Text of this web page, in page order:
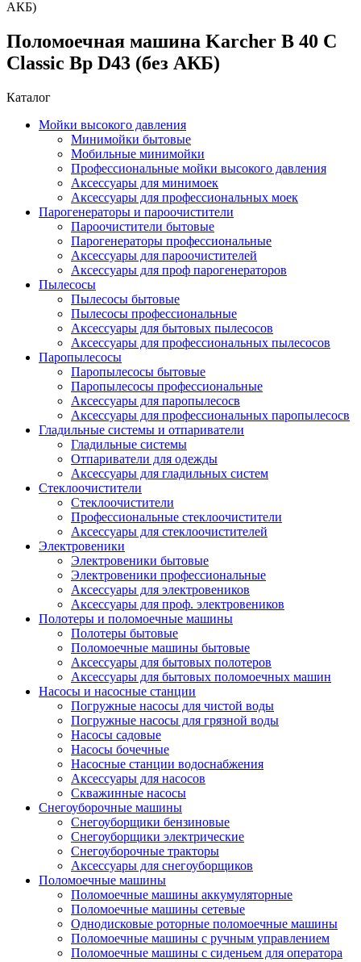
АКБ)
Поломоечная машина Karcher B 40 C
Classic Bp D43 (без АКБ)
Каталог
Мойки высокого давления
Минимойки бытовые
Мобильные минимойки
Профессиональные мойки высокого давления
Аксессуары для минимоек
Аксессуары для профессиональных моек
Парогенераторы и пароочистители
Пароочистители бытовые
Парогенераторы профессиональные
Аксессуары для пароочистителей
Аксессуары для проф парогенераторов
Пылесосы
Пылесосы бытовые
Пылесосы профессиональные
Аксессуары для бытовых пылесосов
Аксессуары для профессиональных пылесосов
Паропылесосы
Паропылесосы бытовые
Паропылесосы профессиональные
Аксессуары для паропылесосв
Аксессуары для профессиональных паропылесосв
Гладильные системы и отпариватели
Гладильные системы
Отпариватели для одежды
Аксессуары для гладильных систем
Стеклоочистители
Стеклоочистители
Профессиональные стеклоочистители
Аксессуары для стеклоочистителей
Электровеники
Электровеники бытовые
Электровеники профессиональные
Аксессуары для электровеников
Аксессуары для проф. электровеников
Полотеры и поломоечные машины
Полотеры бытовые
Поломоечные машины бытовые
Аксессуары для бытовых полотеров
Аксессуары для бытовых поломоечных машин
Насосы и насосные станции
Погружные насосы для чистой воды
Погружные насосы для грязной воды
Насосы садовые
Насосы бочечные
Насосные станции водоснабжения
Аксессуары для насосов
Скважинные насосы
Снегоуборочные машины
Снегоуборщики бензиновые
Снегоуборщики электрические
Снегоуборочные тракторы
Аксессуары для снегоуборщиков
Поломоечные машины
Поломоечные машины аккумуляторные
Поломоечные машины сетевые
Однодисковые роторные поломоечные машины
Поломоечные машины с ручным управлением
Поломоечные машины с сиденьем для оператора